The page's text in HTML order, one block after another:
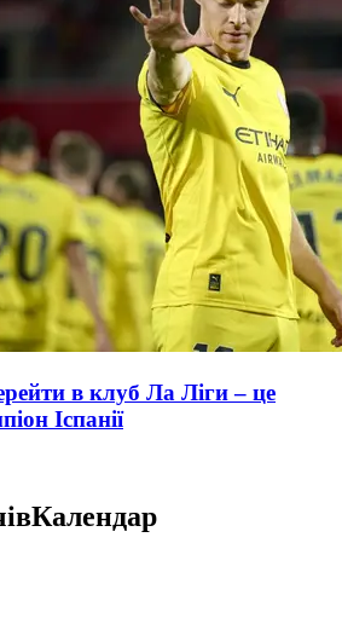
в клуб Ла Ліги – це
Іспанії
Календар